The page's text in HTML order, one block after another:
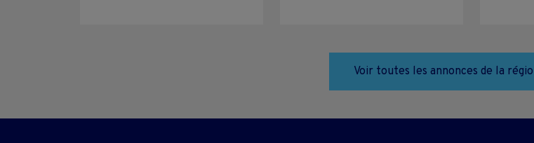
Voir toutes les annonces de la